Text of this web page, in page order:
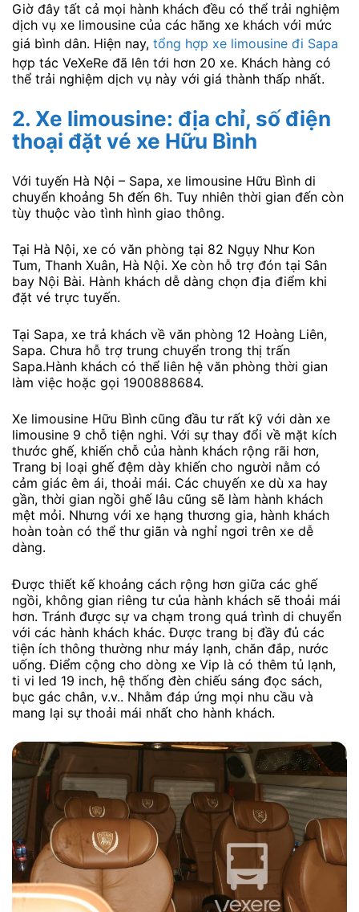
Giờ đây tất cả mọi hành khách đều có thể trải nghiệm
dịch vụ xe limousine của các hãng xe khách với mức
giá bình dân. Hiện nay, tổng hợp xe limousine đi Sapa
hợp tác VeXeRe đã lên tới hơn 20 xe. Khách hàng có
thể trải nghiệm dịch vụ này với giá thành thấp nhất.
2. Xe limousine: địa chỉ, số điện
thoại đặt vé xe Hữu Bình
Với tuyến Hà Nội – Sapa, xe limousine Hữu Bình di
chuyển khoảng 5h đến 6h. Tuy nhiên thời gian đến còn
tùy thuộc vào tình hình giao thông.
Tại Hà Nội, xe có văn phòng tại 82 Ngụy Như Kon
Tum, Thanh Xuân, Hà Nội. Xe còn hỗ trợ đón tại Sân
bay Nội Bài. Hành khách dễ dàng chọn địa điểm khi
đặt vé trực tuyến.
Tại Sapa, xe trả khách về văn phòng 12 Hoàng Liên,
Sapa. Chưa hỗ trợ trung chuyển trong thị trấn
Sapa.Hành khách có thể liên hệ văn phòng thời gian
làm việc hoặc gọi 1900888684.
Xe limousine Hữu Bình cũng đầu tư rất kỹ với dàn xe
limousine 9 chỗ tiện nghi. Với sự thay đổi về mặt kích
thước ghế, khiến chỗ của hành khách rộng rãi hơn,
Trang bị loại ghế đệm dày khiến cho người nằm có
cảm giác êm ái, thoải mái. Các chuyến xe dù xa hay
gần, thời gian ngồi ghế lâu cũng sẽ làm hành khách
mệt mỏi. Nhưng với xe hạng thương gia, hành khách
hoàn toàn có thể thư giãn và nghỉ ngơi trên xe dễ
dàng.
Được thiết kế khoảng cách rộng hơn giữa các ghế
ngồi, không gian riêng tư của hành khách sẽ thoải mái
hơn. Tránh được sự va chạm trong quá trình di chuyển
với các hành khách khác. Được trang bị đầy đủ các
tiện ích thông thường như máy lạnh, chăn đắp, nước
uống. Điểm cộng cho dòng xe Vip là có thêm tủ lạnh,
ti vi led 19 inch, hệ thống đèn chiếu sáng đọc sách,
bục gác chân, v.v.. Nhằm đáp ứng mọi nhu cầu và
mang lại sự thoải mái nhất cho hành khách.